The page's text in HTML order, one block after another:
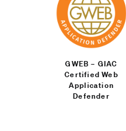
GWEB – GIAC
Certified Web
Application
Defender